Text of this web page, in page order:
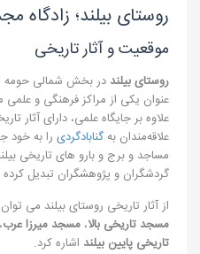
روستای بیلند؛ زادگاه
موقعیت و آثار تاریخی
روستای بیلند در بخش شمالی حومه
عنوان یکی از مراکز فرهنگی و
علاوه بر جایگاه علمی، دارای آثار
علاقه‌مندان بهگنابادگردی را به خود
مساجد و برج و بارو های تاریخی
گردشگران و پژوهشگران تبدیل
از آثار تاریخی روستای بیلند می
مسجد تاریخی بالا، مسجد میرزا عرب
تاریخی پایین بیلند اشاره کرد.